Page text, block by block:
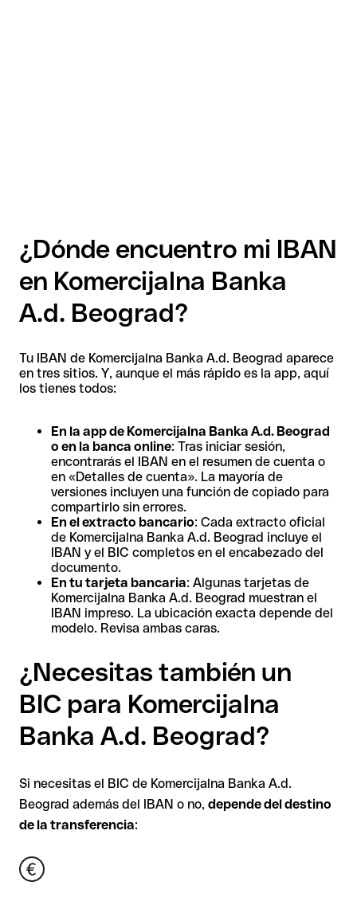
¿Dónde encuentro mi IBAN
en Komercijalna Banka
A.d. Beograd?
Tu IBAN de Komercijalna Banka A.d. Beograd aparece
en tres sitios. Y, aunque el más rápido es la app, aquí
los tienes todos:
En la app de Komercijalna Banka A.d. Beograd
o en la banca online: Tras iniciar sesión,
encontrarás el IBAN en el resumen de cuenta o
en «Detalles de cuenta». La mayoría de
versiones incluyen una función de copiado para
compartirlo sin errores.
En el extracto bancario: Cada extracto oficial
de Komercijalna Banka A.d. Beograd incluye el
IBAN y el BIC completos en el encabezado del
documento.
En tu tarjeta bancaria: Algunas tarjetas de
Komercijalna Banka A.d. Beograd muestran el
IBAN impreso. La ubicación exacta depende del
modelo. Revisa ambas caras.
¿Necesitas también un
BIC para Komercijalna
Banka A.d. Beograd?
Si necesitas el BIC de Komercijalna Banka A.d.
Beograd además del IBAN o no, depende del destino
de la transferencia: